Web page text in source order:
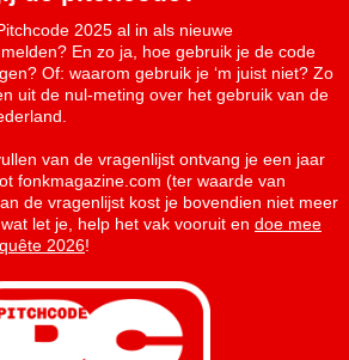
2025 al in als nieuwe
En zo ja, hoe gebruik je de code
Of: waarom gebruik je ‘m juist niet? Zo
uit de nul-meting over het gebruik van de
van de vragenlijst ontvang je een jaar
fonkmagazine.com (ter waarde van
de vragenlijst kost je bovendien niet meer
let je, help het vak vooruit en doe mee
2026!